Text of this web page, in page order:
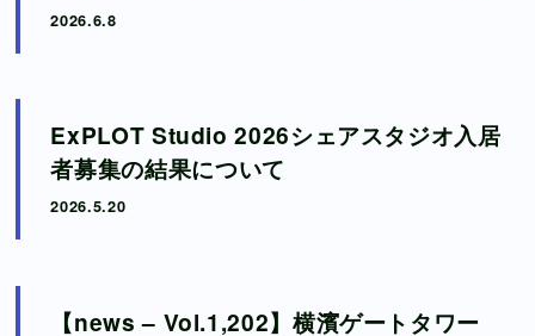
2026.6.8
ExPLOT Studio 2026シェアスタジオ入居
者募集の結果について
2026.5.20
【news – Vol.1,202】横濱ゲートタワー